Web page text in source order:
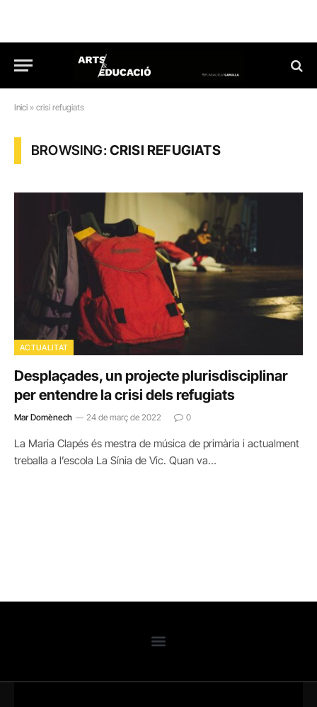
Inici » crisi refugiats
BROWSING:CRISI REFUGIATS
ACTUALITAT
Desplaçades, un projecte plurisdisciplinar
per entendre la crisi dels refugiats
Mar Domènech 24 de març de 2022 0
La Maria Clapés és mestra de música de primària i actualment
treballa a l’escola La Sínia de Vic. Quan va…